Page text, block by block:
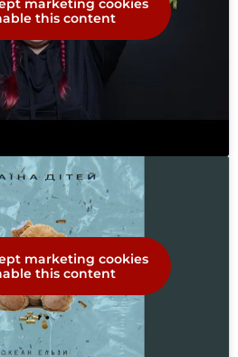
marketing cookies
this content
marketing cookies
this content